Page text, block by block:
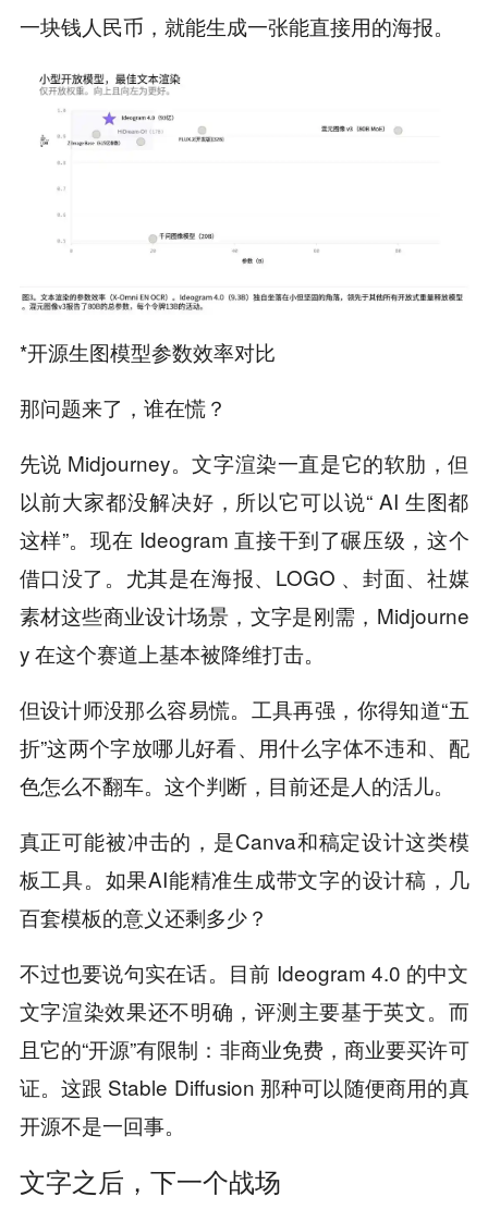
一块钱人民币，就能生成一张能直接用的海报。
*开源生图模型参数效率对比
那问题来了，谁在慌？
先说 Midjourney。文字渲染一直是它的软肋，但
以前大家都没解决好，所以它可以说“ AI 生图都
这样”。现在 Ideogram 直接干到了碾压级，这个
借口没了。尤其是在海报、LOGO 、封面、社媒
素材这些商业设计场景，文字是刚需，Midjourne
y 在这个赛道上基本被降维打击。
但设计师没那么容易慌。工具再强，你得知道“五
折”这两个字放哪儿好看、用什么字体不违和、配
色怎么不翻车。这个判断，目前还是人的活儿。
真正可能被冲击的，是Canva和稿定设计这类模
板工具。如果AI能精准生成带文字的设计稿，几
百套模板的意义还剩多少？
不过也要说句实在话。目前 Ideogram 4.0 的中文
文字渲染效果还不明确，评测主要基于英文。而
且它的“开源”有限制：非商业免费，商业要买许可
证。这跟 Stable Diffusion 那种可以随便商用的真
开源不是一回事。
文字之后，下一个战场